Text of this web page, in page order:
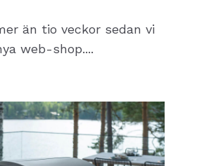
än tio veckor sedan vi
web-shop....